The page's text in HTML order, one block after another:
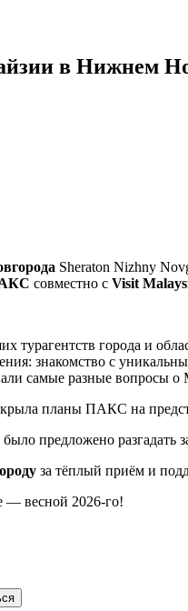
в Нижнем
Sheraton Nizhny
совместно с Visit
турагентств города и
знакомство с
самые разные
планы ПАКС на
предложено разгадать
за тёплый приём и
— весной 2026-го!